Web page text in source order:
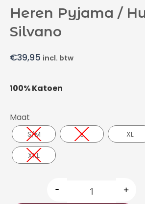
Heren Pyjama /
Silvano
€39,95 incl. btw
100% Katoen
Maat
S/M L XL
XXL
- +